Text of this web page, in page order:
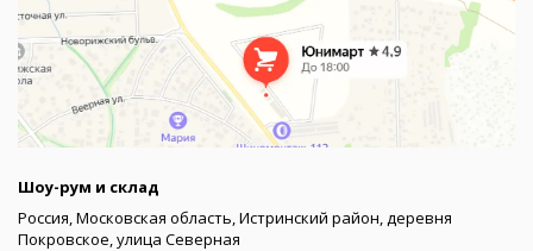
Шоу-рум и склад
Россия, Московская область, Истринский район, деревня
Покровское, улица Северная